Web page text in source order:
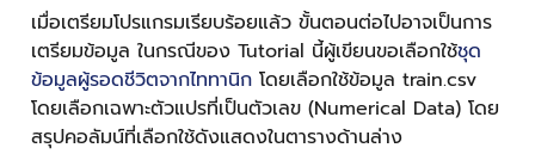
เมื่อเตรียมโปรแกรมเรียบร้อยแล้ว ขั้นตอนต่อไปอาจเป็นการ
เตรียมข้อมูล ในกรณีของ Tutorial นี้ผู้เขียนขอเลือกใช้ชุด
ข้อมูลผู้รอดชีวิตจากไททานิก โดยเลือกใช้ข้อมูล train.csv
โดยเลือกเฉพาะตัวแปรที่เป็นตัวเลข (Numerical Data) โดย
สรุปคอลัมน์ที่เลือกใช้ดังแสดงในตารางด้านล่าง